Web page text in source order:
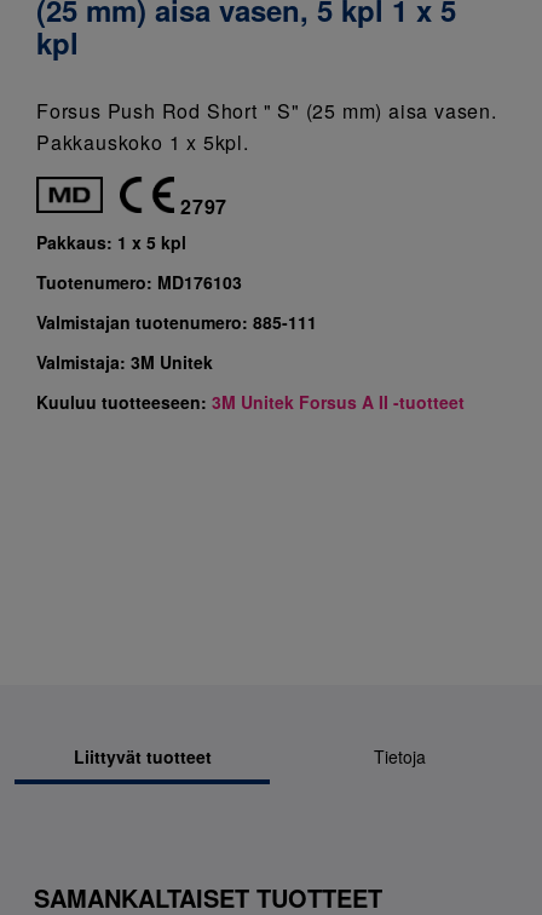
(25 mm) aisa vasen, 5 kpl 1 x 5
kpl
Forsus Push Rod Short " S" (25 mm) aisa vasen.
Pakkauskoko 1 x 5kpl.
2797
Pakkaus: 1 x 5 kpl
Tuotenumero: MD176103
Valmistajan tuotenumero: 885-111
Valmistaja: 3M Unitek
Kuuluu tuotteeseen: 3M Unitek Forsus A II -tuotteet
Liittyvät tuotteet Tietoja
SAMANKALTAISET TUOTTEET